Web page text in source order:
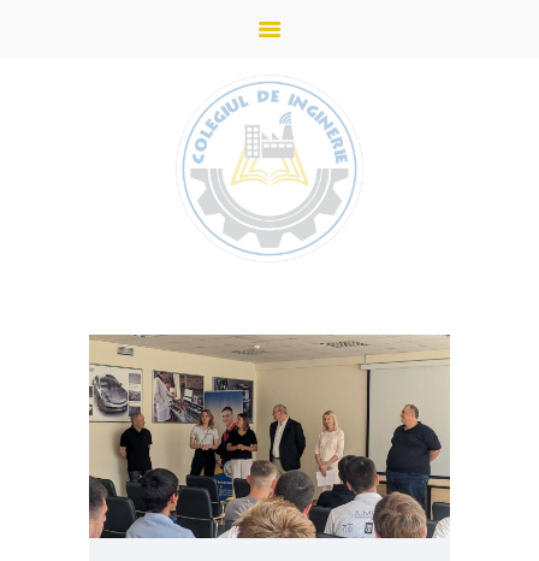
ADMITERE
PARTENERI
NOUTĂȚI
GALERIE
CONTACTE